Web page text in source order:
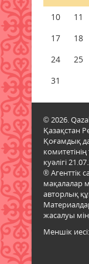
05
05
Жел
райы
05
Аудан
10
11
17
18
24
25
31
© 2026.
Қазақстан
Қоғамдық
куәлігі
® Агенттік
мақалалар
авторлық
жасалуы
Меншік иесі: